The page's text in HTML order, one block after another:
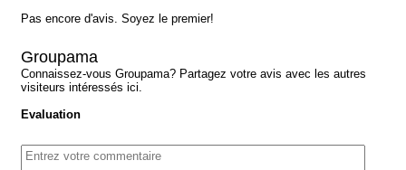
Pas encore d'avis. Soyez le premier!
Groupama
Connaissez-vous Groupama? Partagez votre avis avec les autres
visiteurs intéressés ici.
Evaluation